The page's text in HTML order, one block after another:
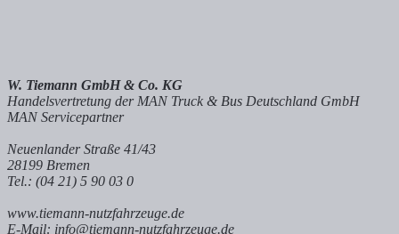
W. Tiemann GmbH & Co. KG
Handelsvertretung der MAN Truck & Bus Deutschland GmbH
MAN Servicepartner
Neuenlander Straße 41/43
28199 Bremen
Tel.: (04 21) 5 90 03 0
www.tiemann-nutzfahrzeuge.de
E-Mail: info@tiemann-nutzfahrzeuge.de